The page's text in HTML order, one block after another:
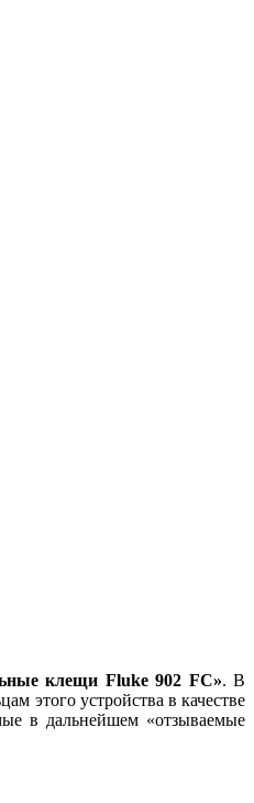
клещи Fluke 902 FC». В
этого устройства в качестве
в дальнейшем «отзываемые